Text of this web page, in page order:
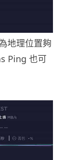
地理位置夠
Ping 也可